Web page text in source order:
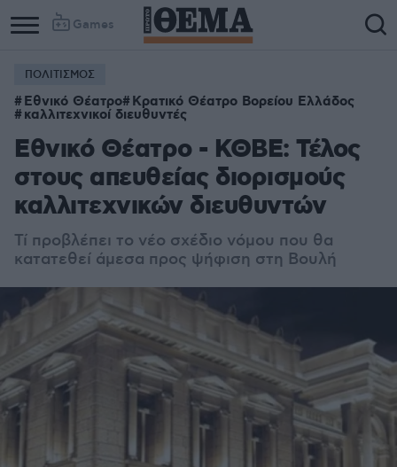
Games
ΠΟΛΙΤΙΣΜΟΣ
Εθνικό Θέατρο Κρατικό Θέατρο Βορείου Ελλάδος
καλλιτεχνικοί διευθυντές
Εθνικό Θέατρο - ΚΘΒΕ: Τέλος
στους απευθείας διορισμούς
καλλιτεχνικών διευθυντών
Τί προβλέπει το νέο σχέδιο νόμου που θα
κατατεθεί άμεσα προς ψήφιση στη Βουλή